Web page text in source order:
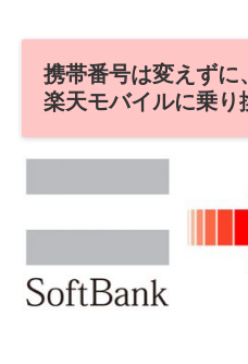
携帯番号は変えずに
楽天モバイルに乗り